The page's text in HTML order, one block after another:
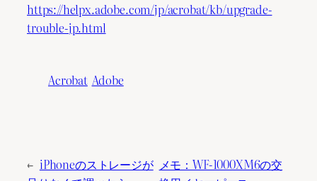
https://helpx.adobe.com/jp/acrobat/kb/upgrade-
trouble-jp.html
Acrobat Adobe
← iPhoneのストレージが メモ：WF-1000XM6の交